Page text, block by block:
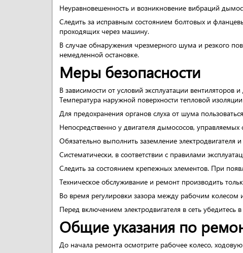
Неуравновешенность и возникновение вибраций
Следить за исправным состоянием болтовых и
проходящих через машину.
В случае обнаружения чрезмерного шума и резкого
немедленной остановке.
Меры безопасности
В зависимости от условий эксплуатации
Температура наружной поверхности тепловой
Для предохранения органов слуха от шума
Непосредственно у двигателя дымососов,
Обязательно выполнить заземление
Систематически, в соответствии с правилами
Следить за состоянием крепежных элементов. При
Техническое обслуживание и ремонт производить
Во время регулировки зазора между рабочим
Перед включением электродвигателя в сеть убедитесь
Общие указания по
До начала ремонта осмотрите рабочее колесо,